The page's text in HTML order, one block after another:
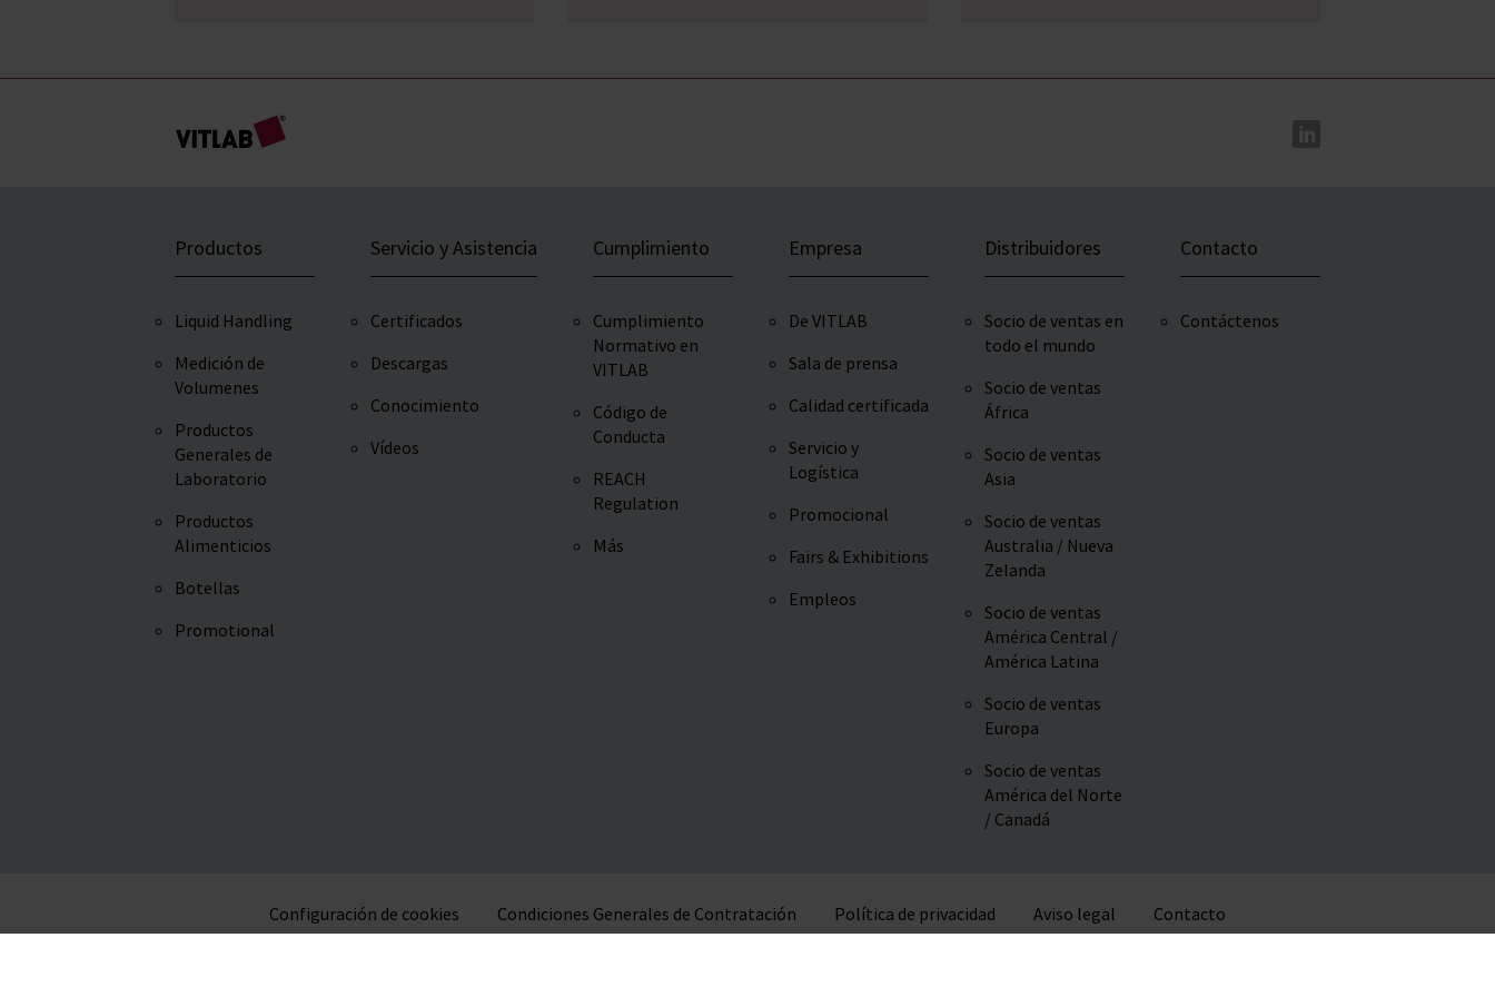
Productos
Liquid Handling
Medición de
Volumenes
Productos
Generales de
Laboratorio
Productos
Alimenticios
Botellas
Promotional
Servicio y Asistencia
Certificados
Descargas
Conocimiento
Vídeos
Cumplimiento
Cumplimiento
Normativo en
VITLAB
Código de
Conducta
REACH
Regulation
Más
Empresa
De VITLAB
Sala de prensa
Calidad certificada
Servicio y
Logística
Promocional
Fairs & Exhibitions
Empleos
Distribuidores
Socio de ventas en
todo el mundo
Socio de ventas
África
Socio de ventas
Asia
Socio de ventas
Australia / Nueva
Zelanda
Socio de ventas
América Central /
América Latina
Socio de ventas
Europa
Socio de ventas
América del Norte
/ Canadá
Contacto
Contáctenos
Configuración de cookies Condiciones Generales de Contratación Política de privacidad Aviso legal Contacto